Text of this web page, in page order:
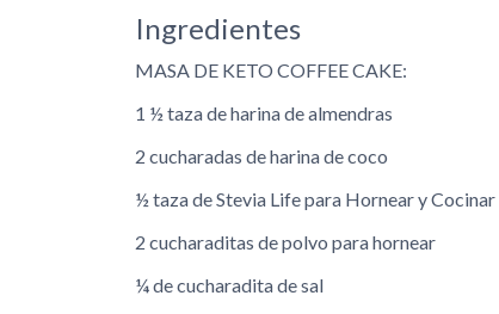
Ingredientes
MASA DE KETO COFFEE CAKE:
1 ½ taza de harina de almendras
2 cucharadas de harina de coco
½ taza de Stevia Life para Hornear y Cocinar
2 cucharaditas de polvo para hornear
¼ de cucharadita de sal